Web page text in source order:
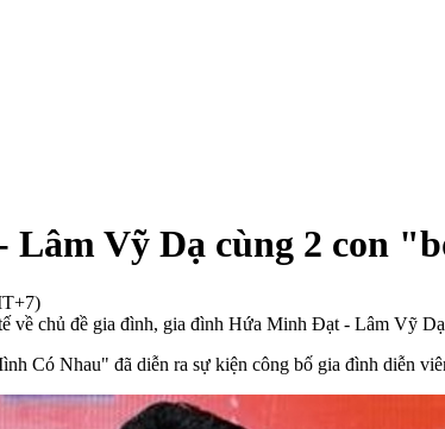
Vỹ Dạ cùng 2 con
về chủ đề gia đình, gia đình Hứa Minh Đạt - Lâm Vỹ
Có Nhau" đã diễn ra sự kiện công bố gia đình diễn